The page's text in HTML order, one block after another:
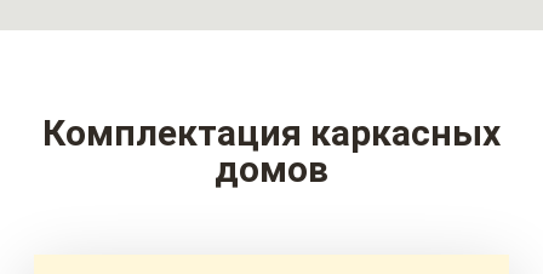
Комплектация каркасных
домов